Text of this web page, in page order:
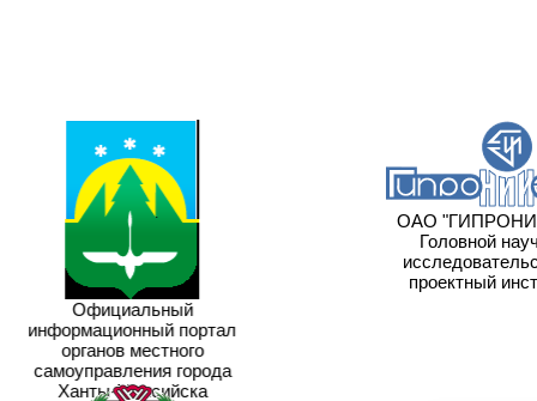
Официальный
информационный портал
органов местного
самоуправления города
Ханты-Мансийска
ОАО
Головной
проектный